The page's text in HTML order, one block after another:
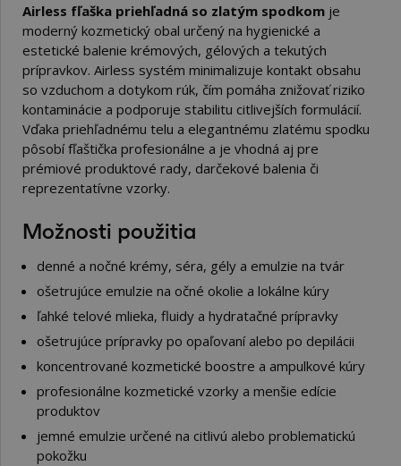
Airless fľaška priehľadná so zlatým spodkom je
moderný kozmetický obal určený na hygienické a
estetické balenie krémových, gélových a tekutých
prípravkov. Airless systém minimalizuje kontakt obsahu
so vzduchom a dotykom rúk, čím pomáha znižovať riziko
kontaminácie a podporuje stabilitu citlivejších formulácií.
Vďaka priehľadnému telu a elegantnému zlatému spodku
pôsobí fľaštička profesionálne a je vhodná aj pre
prémiové produktové rady, darčekové balenia či
reprezentatívne vzorky.
Možnosti použitia
denné a nočné krémy, séra, gély a emulzie na tvár
ošetrujúce emulzie na očné okolie a lokálne kúry
ľahké telové mlieka, fluidy a hydratačné prípravky
ošetrujúce prípravky po opaľovaní alebo po depilácii
koncentrované kozmetické boostre a ampulkové kúry
profesionálne kozmetické vzorky a menšie edície
produktov
jemné emulzie určené na citlivú alebo problematickú
pokožku